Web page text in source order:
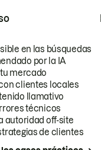
en las búsquedas
por la IA
mercado
clientes locales
llamativo
técnicos
autoridad off-site
de clientes